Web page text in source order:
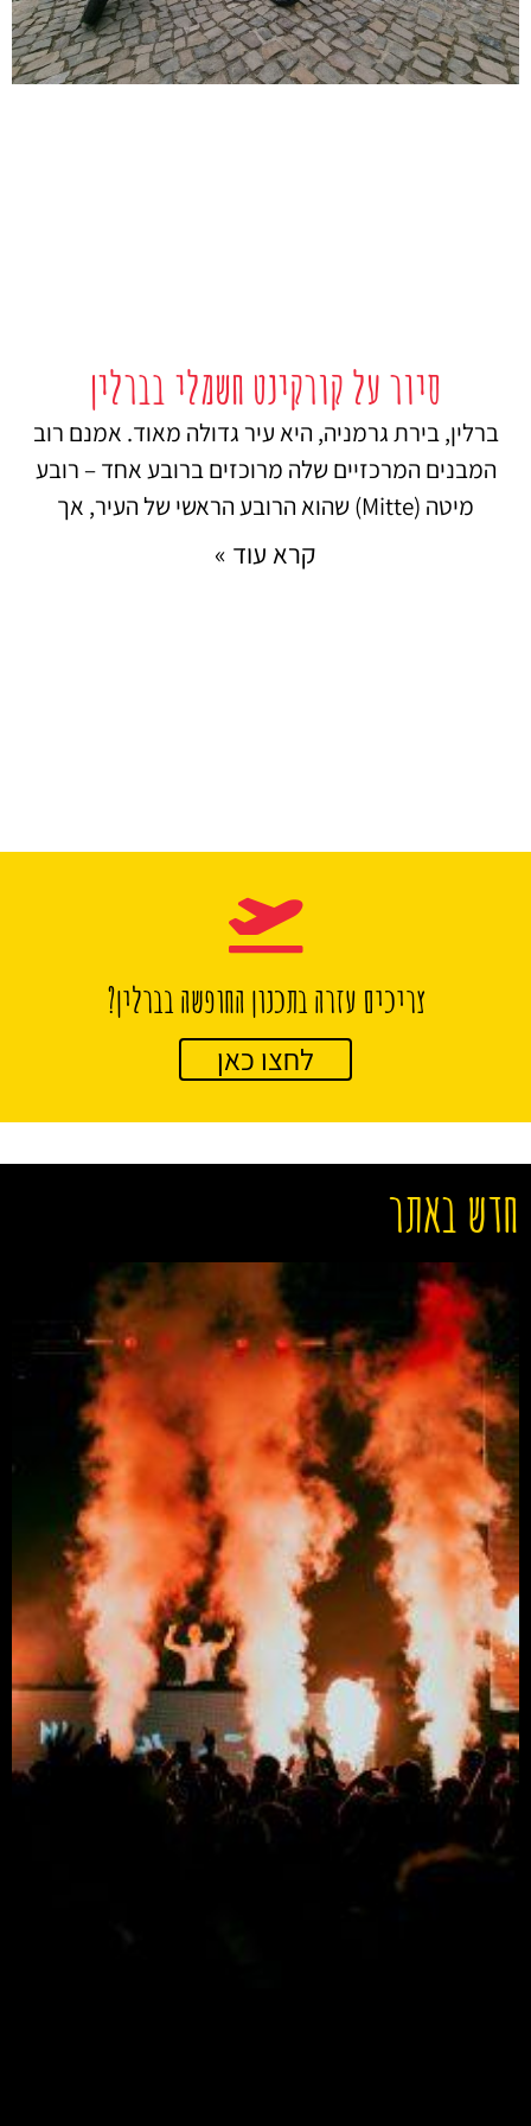
סיור על קורקינט חשמלי בברלין
ברלין, בירת גרמניה, היא עיר גדולה מאוד. אמנם רוב
המבנים המרכזיים שלה מרוכזים ברובע אחד – רובע
מיטה (Mitte) שהוא הרובע הראשי של העיר, אך
קרא עוד »
צריכים עזרה בתכנון החופשה בברלין?
לחצו כאן
חדש באתר